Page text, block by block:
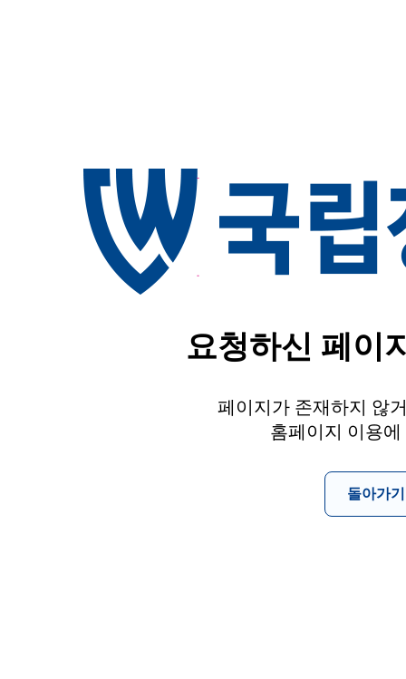
요청하신 페이
페이지가 존재하지 않
홈페이지 이용
돌아가기